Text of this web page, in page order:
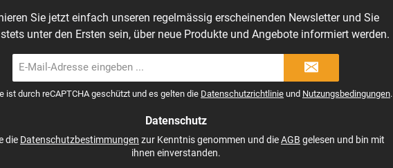
Sie jetzt einfach unseren regelmässig erscheinenden Newsletter und Sie
unter den Ersten sein, über neue Produkte und Angebote informiert werden.
Mail-
*
ist durch reCAPTCHA geschützt und es gelten die Datenschutzrichtlinie und Nutzungsbedingungen.
Datenschutz
die Datenschutzbestimmungen zur Kenntnis genommen und dieAGB gelesen und bin mit
ihnen einverstanden.